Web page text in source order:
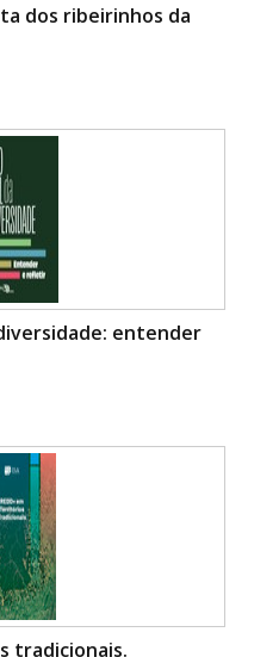
dos ribeirinhos da
entender
tradicionais.